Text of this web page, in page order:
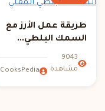
طريقة عمل الأرز مع
السمك البلطي...
9043
مشاهدة
CooksPedia